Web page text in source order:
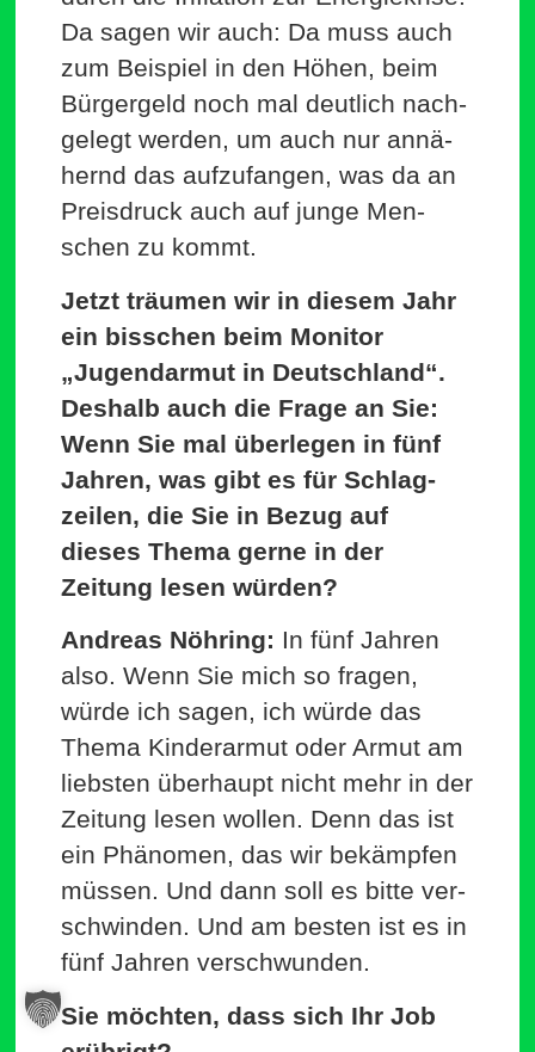
Da sagen wir auch: Da muss auch
zum Bei­spiel in den Höhen, beim
Bür­gergeld noch mal deutlich nach­
gelegt werden, um auch nur annä­
hernd das auf­zu­fangen, was da an
Preis­druck auch auf junge Men­
schen zu kommt.
Jetzt träumen wir in diesem Jahr
ein bisschen beim Monitor
„Jugend­armut in Deutschland“.
Deshalb auch die Frage an Sie:
Wenn Sie mal über­legen in fünf
Jahren, was gibt es für Schlag­
zeilen, die Sie in Bezug auf
dieses Thema gerne in der
Zeitung lesen würden?
Andreas Nöhring: In fünf Jahren
also. Wenn Sie mich so fragen,
würde ich sagen, ich würde das
Thema Kin­der­armut oder Armut am
liebsten über­haupt nicht mehr in der
Zeitung lesen wollen. Denn das ist
ein Phä­nomen, das wir bekämpfen
müssen. Und dann soll es bitte ver­
schwinden. Und am besten ist es in
fünf Jahren verschwunden.
Sie möchten, dass sich Ihr Job